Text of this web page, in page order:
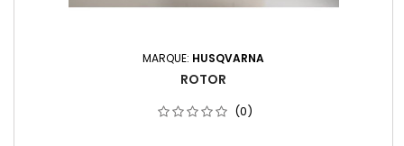
MARQUE: HUSQVARNA
ROTOR
(0)